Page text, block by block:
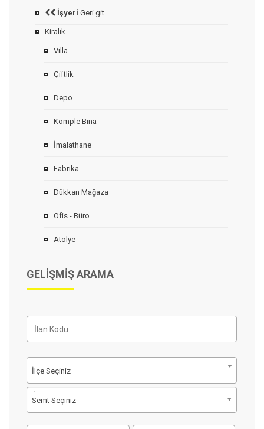
İşyeri Geri git
Kiralık
Villa
Çiftlik
Depo
Komple Bina
İmalathane
Fabrika
Dükkan Mağaza
Ofis - Büro
Atölye
GELIŞMIŞ ARAMA
İlçe Seçiniz
Semt Seçiniz